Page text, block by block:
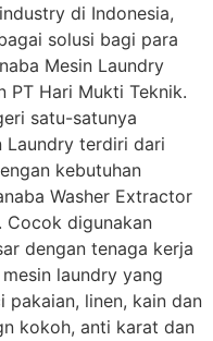
di Indonesia,
solusi bagi para
Mesin Laundry
PT Hari Mukti Teknik.
satu-satunya
Laundry terdiri dari
kebutuhan
Washer Extractor
Cocok digunakan
dengan tenaga kerja
laundry yang
pakaian, linen, kain dan
kokoh, anti karat dan